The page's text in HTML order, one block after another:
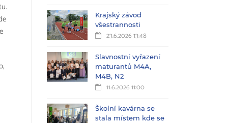
Krajský závod
všestrannosti
23.6.2026 13:48
Slavnostní vyřazení
maturantů M4A,
M4B, N2
11.6.2026 11:00
Školní kavárna se
stala místem kde se